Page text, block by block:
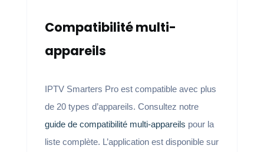
Compatibilité multi-
appareils
IPTV Smarters Pro est compatible avec plus
de 20 types d’appareils. Consultez notre
guide de compatibilité multi-appareils pour la
liste complète. L’application est disponible sur